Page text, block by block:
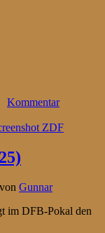
Kommentar
von Gunnar
im DFB-Pokal den